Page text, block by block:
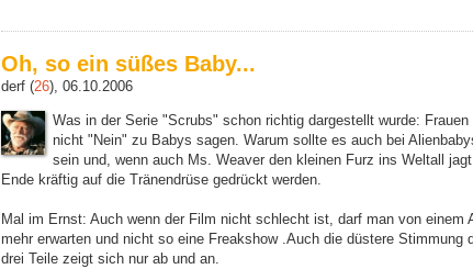
Oh, so ein süßes Baby...
derf (26), 06.10.2006
Was in der Serie "Scrubs" schon richtig dargestellt wurde: Frauen
nicht "Nein" zu Babys sagen. Warum sollte es auch bei
sein und, wenn auch Ms. Weaver den kleinen Furz ins Weltall
Ende kräftig auf die Tränendrüse gedrückt werden.
Mal im Ernst: Auch wenn der Film nicht schlecht ist, darf man von einem
mehr erwarten und nicht so eine Freakshow .Auch die düstere Stimmung
drei Teile zeigt sich nur ab und an.